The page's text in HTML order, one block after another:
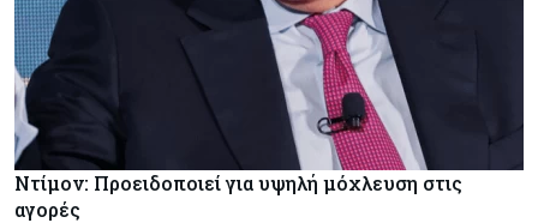
Ντίμον: Προειδοποιεί για υψηλή μόχλευση στις
αγορές